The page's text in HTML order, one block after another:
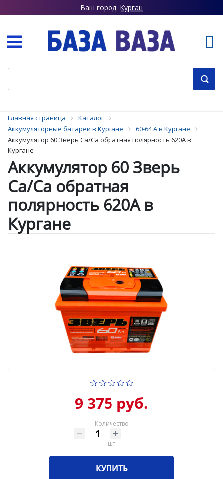
Ваш город: Курган
Главная страница
Каталог
Аккумуляторные батареи в Кургане
60-64 А в Кургане
Аккумулятор 60 Зверь Ca/Ca обратная полярность 620А в
Кургане
Аккумулятор 60 Зверь
Ca/Ca обратная
полярность 620А в
Кургане
9 375 руб.
Количество
шт
КУПИТЬ